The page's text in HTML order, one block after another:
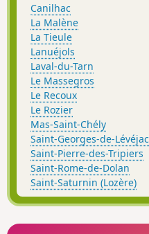
Canilhac
La Malène
La Tieule
Lanuéjols
Laval-du-Tarn
Le Massegros
Le Recoux
Le Rozier
Mas-Saint-Chély
Saint-Georges-de-Lévéjac
Saint-Pierre-des-Tripiers
Saint-Rome-de-Dolan
Saint-Saturnin (Lozère)